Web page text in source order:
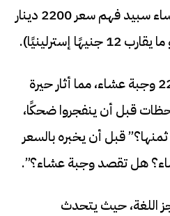
الصنادل من بائع متجول، أساء سبيد فهم سعر 2200 دينار
ظن سبيد أن السعر هو 2200 وجبة عشاء، مما أثار حيرة
قبل أن ينفجروا ضحكًا،
قبل أن يخبره بالسعر
هل تقصد وجبة عشاء؟”.
اللغة، حيث يتحدث